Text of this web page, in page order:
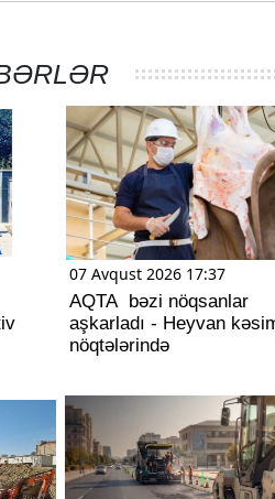
07 Avqust 2026 17:37
AQTA bəzi nöqsanlar
aşkarladı - Heyvan
nöqtələrində